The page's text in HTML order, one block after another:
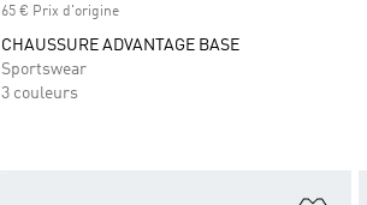
65 € Prix d'origine
CHAUSSURE ADVANTAGE BASE
Sportswear
3 couleurs